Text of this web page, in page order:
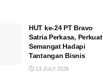
HUT ke-24 PT Bravo
Satria Perkasa, Perkuat
Semangat Hadapi
Tantangan Bisnis
13 JULY 2026